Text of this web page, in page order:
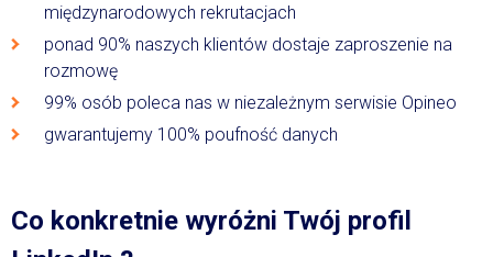
międzynarodowych rekrutacjach
ponad 90% naszych klientów dostaje zaproszenie na
rozmowę
99% osób poleca nas w niezależnym serwisie Opineo
gwarantujemy 100% poufność danych
Co konkretnie wyróżni Twój profil